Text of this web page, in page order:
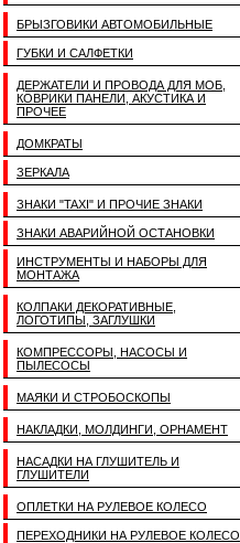
БРЫЗГОВИКИ АВТОМОБИЛЬНЫЕ
ГУБКИ И САЛФЕТКИ
ДЕРЖАТЕЛИ И ПРОВОДА ДЛЯ МОБ,
КОВРИКИ ПАНЕЛИ, АКУСТИКА И
ПРОЧЕЕ
ДОМКРАТЫ
ЗЕРКАЛА
ЗНАКИ "TAXI" И ПРОЧИЕ ЗНАКИ
ЗНАКИ АВАРИЙНОЙ ОСТАНОВКИ
ИНСТРУМЕНТЫ И НАБОРЫ ДЛЯ
МОНТАЖА
КОЛПАКИ ДЕКОРАТИВНЫЕ,
ЛОГОТИПЫ, ЗАГЛУШКИ
КОМПРЕССОРЫ, НАСОСЫ И
ПЫЛЕСОСЫ
МАЯКИ И СТРОБОСКОПЫ
НАКЛАДКИ, МОЛДИНГИ, ОРНАМЕНТ
НАСАДКИ НА ГЛУШИТЕЛЬ И
ГЛУШИТЕЛИ
ОПЛЕТКИ НА РУЛЕВОЕ КОЛЕСО
ПЕРЕХОДНИКИ НА РУЛЕВОЕ КОЛЕСО